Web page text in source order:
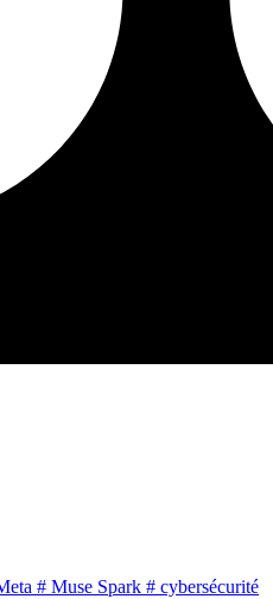
# Muse Spark # cybersécurité